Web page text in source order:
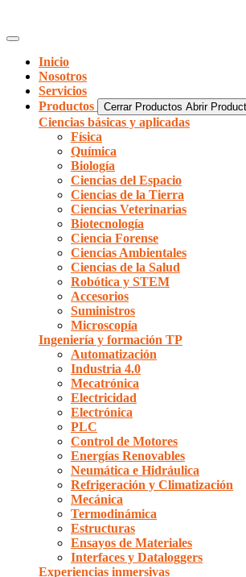
Inicio
Nosotros
Servicios
Productos
Cerrar Productos Abrir
Ciencias básicas y aplicadas
Física
Química
Biología
Ciencias del Espacio
Ciencias de la Tierra
Ciencias Veterinarias
Biotecnología
Ciencia Forense
Ciencias Ambientales
Ciencias de la Salud
Robótica y STEM
Accesorios
Suministros
Microscopía
Ingeniería y formación TP
Automatización
Industria 4.0
Mecatrónica
Electricidad
Electrónica
PLC
Control de Motores
Energías Renovables
Neumática e Hidráulica
Refrigeración y Climatización
Mecánica
Termodinámica
Estructuras
Ensayos de Materiales
Interfaces y Dataloggers
Experiencias inmersivas